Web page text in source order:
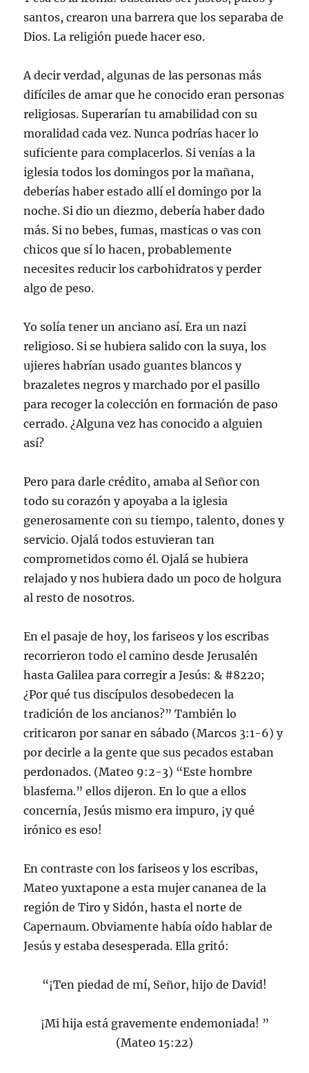
santos, crearon una barrera que los separaba de
Dios. La religión puede hacer eso.
A decir verdad, algunas de las personas más
difíciles de amar que he conocido eran personas
religiosas. Superarían tu amabilidad con su
moralidad cada vez. Nunca podrías hacer lo
suficiente para complacerlos. Si venías a la
iglesia todos los domingos por la mañana,
deberías haber estado allí el domingo por la
noche. Si dio un diezmo, debería haber dado
más. Si no bebes, fumas, masticas o vas con
chicos que sí lo hacen, probablemente
necesites reducir los carbohidratos y perder
algo de peso.
Yo solía tener un anciano así. Era un nazi
religioso. Si se hubiera salido con la suya, los
ujieres habrían usado guantes blancos y
brazaletes negros y marchado por el pasillo
para recoger la colección en formación de paso
cerrado. ¿Alguna vez has conocido a alguien
así?
Pero para darle crédito, amaba al Señor con
todo su corazón y apoyaba a la iglesia
generosamente con su tiempo, talento, dones y
servicio. Ojalá todos estuvieran tan
comprometidos como él. Ojalá se hubiera
relajado y nos hubiera dado un poco de holgura
al resto de nosotros.
En el pasaje de hoy, los fariseos y los escribas
recorrieron todo el camino desde Jerusalén
hasta Galilea para corregir a Jesús: & #8220;
¿Por qué tus discípulos desobedecen la
tradición de los ancianos?” También lo
criticaron por sanar en sábado (Marcos 3:1-6) y
por decirle a la gente que sus pecados estaban
perdonados. (Mateo 9:2-3) “Este hombre
blasfema.” ellos dijeron. En lo que a ellos
concernía, Jesús mismo era impuro, ¡y qué
irónico es eso!
En contraste con los fariseos y los escribas,
Mateo yuxtapone a esta mujer cananea de la
región de Tiro y Sidón, hasta el norte de
Capernaum. Obviamente había oído hablar de
Jesús y estaba desesperada. Ella gritó:
“¡Ten piedad de mí, Señor, hijo de David!
¡Mi hija está gravemente endemoniada! ”
(Mateo 15:22)